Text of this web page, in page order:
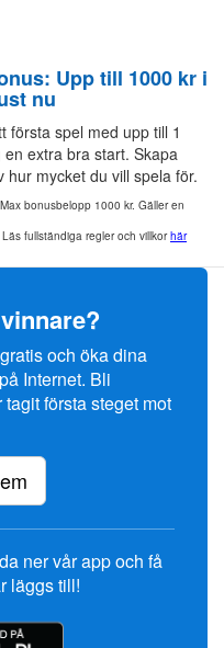
Upp till 1000 kr i
nu
första spel med upp till 1
extra bra start. Skapa
mycket du vill spela för.
bonusbelopp 1000 kr. Gäller en
fullständiga regler och villkorhär
och öka dina
Internet. Bli
första steget mot
ner vår app och få
läggs till!